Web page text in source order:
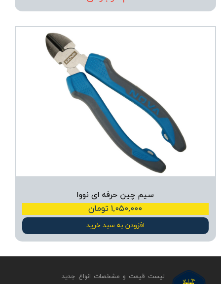
سیم چین حرفه ای نووا
۱,۰۵۰,۰۰۰ تومان
افزودن به سبد خرید
لیست قیمت و مشخصات انواع جدید